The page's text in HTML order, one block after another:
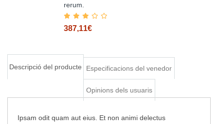
rerum.
387,11€
Descripció del producte Especificacions del venedor
Opinions dels usuaris
Ipsam odit quam aut eius. Et non animi delectus